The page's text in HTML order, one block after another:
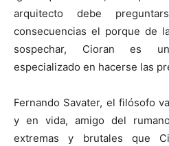
arquitecto debe
consecuencias el porque de
sospechar, Cioran es
especializado en hacerse las
Fernando Savater, el filósofo
y en vida, amigo del
extremas y brutales que